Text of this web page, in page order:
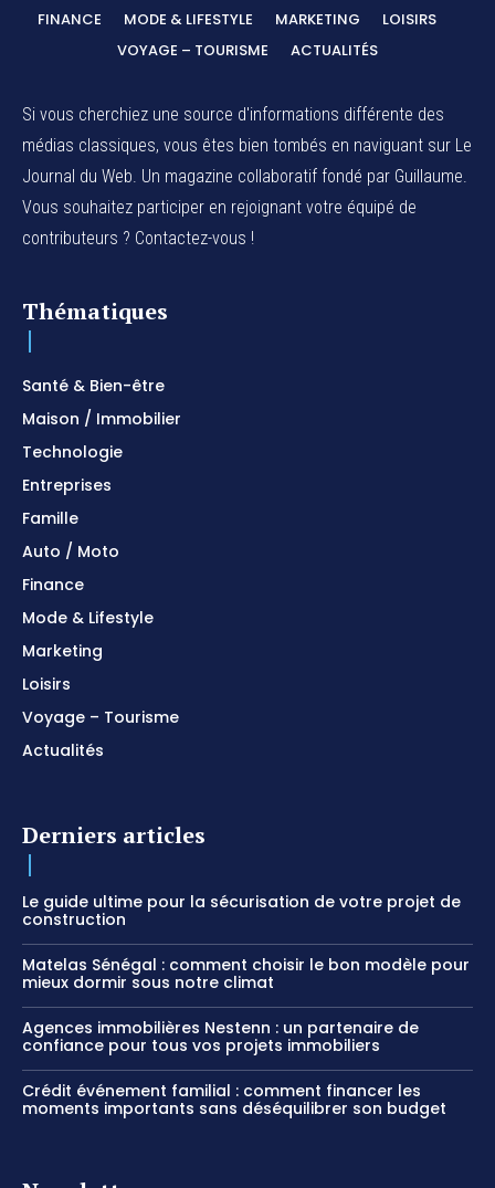
FINANCE
MODE & LIFESTYLE MARKETING
LOISIRS
VOYAGE – TOURISME
ACTUALITÉS
Si vous cherchiez une source d'informations différente des
médias classiques, vous êtes bien tombés en naviguant sur Le
Journal du Web. Un magazine collaboratif fondé par Guillaume.
Vous souhaitez participer en rejoignant votre équipé de
contributeurs ? Contactez-vous !
Thématiques
Santé & Bien-être
Maison / Immobilier
Technologie
Entreprises
Famille
Auto / Moto
Finance
Mode & Lifestyle
Marketing
Loisirs
Voyage – Tourisme
Actualités
Derniers articles
Le guide ultime pour la sécurisation de votre projet de
construction
Matelas Sénégal : comment choisir le bon modèle pour
mieux dormir sous notre climat
Agences immobilières Nestenn : un partenaire de
confiance pour tous vos projets immobiliers
Crédit événement familial : comment financer les
moments importants sans déséquilibrer son budget